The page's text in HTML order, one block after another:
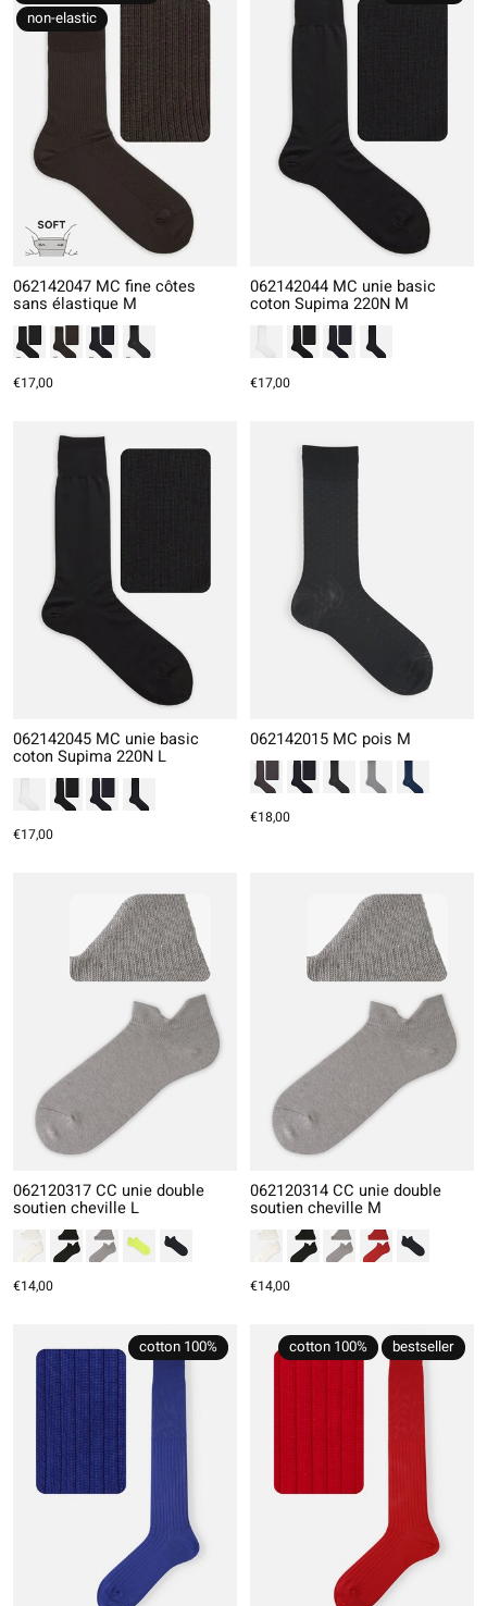
non-elastic
062142047 MC fine côtes
sans élastique M
€17,00
062142044 MC unie basic
coton Supima 220N M
€17,00
062142045 MC unie basic
coton Supima 220N L
€17,00
062142015 MC pois M
€18,00
062120317 CC unie double
soutien cheville L
€14,00
062120314 CC unie double
soutien cheville M
€14,00
cotton 100% cotton 100% bestseller